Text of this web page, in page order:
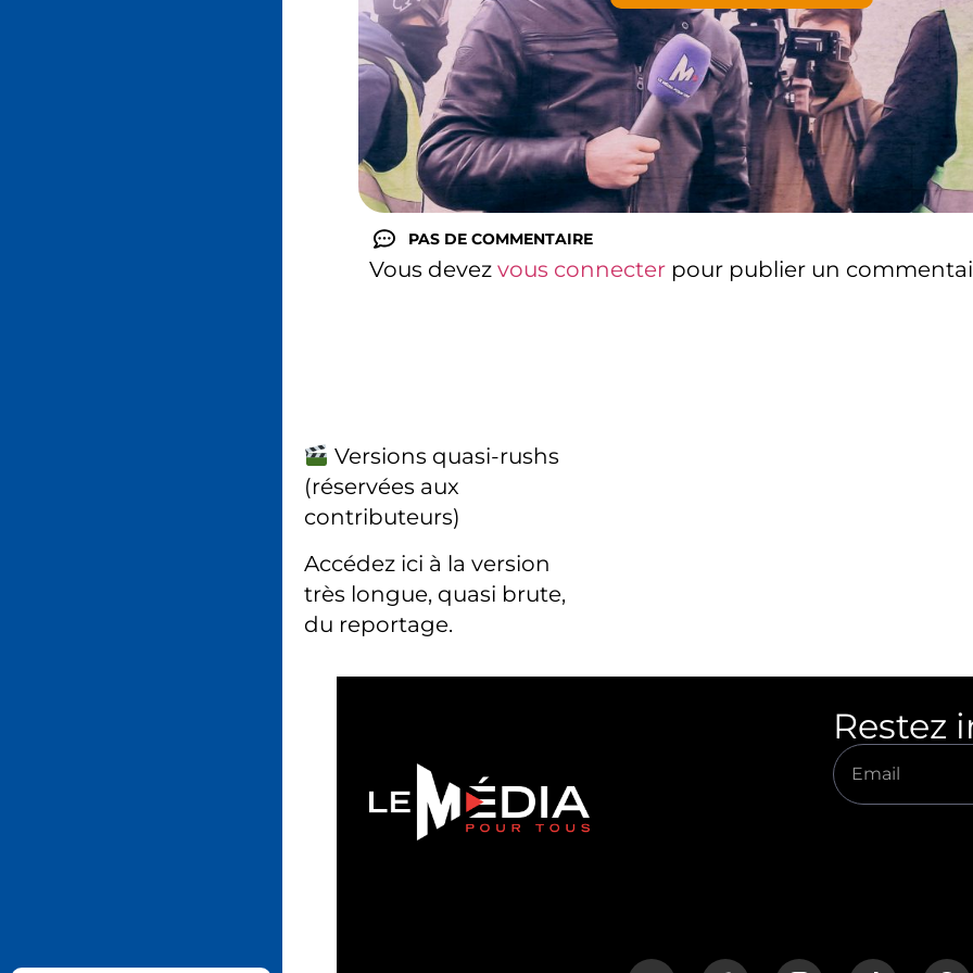
PAS DE COMMENTAIRE
Vous devez vous connecter pour publier un
Versions quasi-rushs
(réservées aux
contributeurs)
Accédez ici à la version
très longue, quasi brute,
du reportage.
Restez